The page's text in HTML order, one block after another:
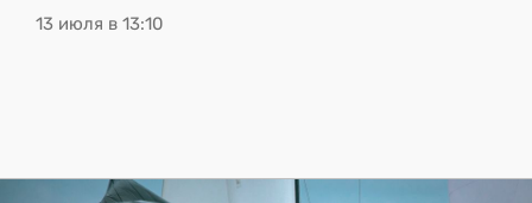
13 июля в 13:10